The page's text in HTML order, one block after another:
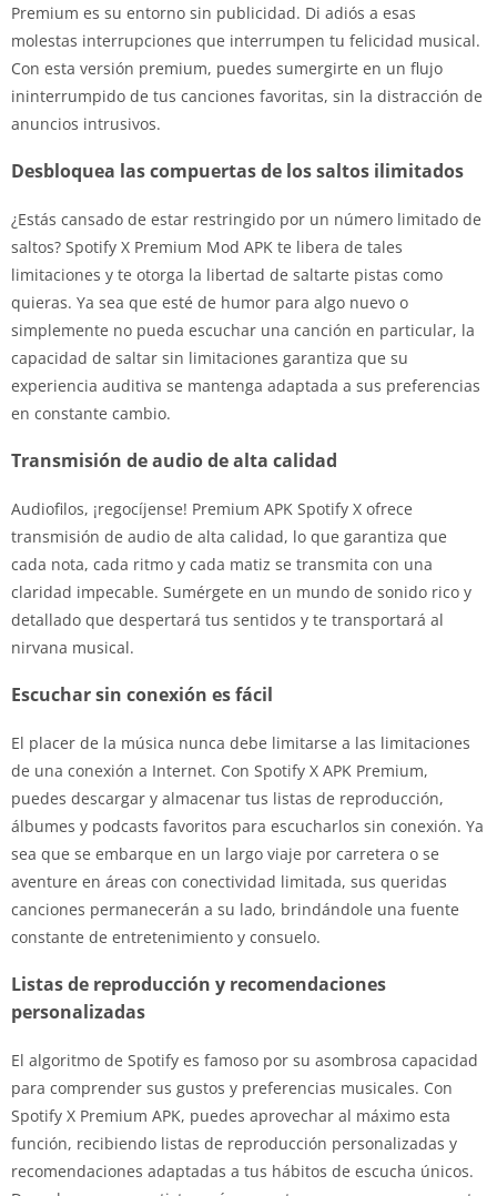
Premium es su entorno sin publicidad. Di adiós a esas
molestas interrupciones que interrumpen tu felicidad musical.
Con esta versión premium, puedes sumergirte en un flujo
ininterrumpido de tus canciones favoritas, sin la distracción de
anuncios intrusivos.
Desbloquea las compuertas de los saltos ilimitados
¿Estás cansado de estar restringido por un número limitado de
saltos? Spotify X Premium Mod APK te libera de tales
limitaciones y te otorga la libertad de saltarte pistas como
quieras. Ya sea que esté de humor para algo nuevo o
simplemente no pueda escuchar una canción en particular, la
capacidad de saltar sin limitaciones garantiza que su
experiencia auditiva se mantenga adaptada a sus preferencias
en constante cambio.
Transmisión de audio de alta calidad
Audiofilos, ¡regocíjense! Premium APK Spotify X ofrece
transmisión de audio de alta calidad, lo que garantiza que
cada nota, cada ritmo y cada matiz se transmita con una
claridad impecable. Sumérgete en un mundo de sonido rico y
detallado que despertará tus sentidos y te transportará al
nirvana musical.
Escuchar sin conexión es fácil
El placer de la música nunca debe limitarse a las limitaciones
de una conexión a Internet. Con Spotify X APK Premium,
puedes descargar y almacenar tus listas de reproducción,
álbumes y podcasts favoritos para escucharlos sin conexión. Ya
sea que se embarque en un largo viaje por carretera o se
aventure en áreas con conectividad limitada, sus queridas
canciones permanecerán a su lado, brindándole una fuente
constante de entretenimiento y consuelo.
Listas de reproducción y recomendaciones
personalizadas
El algoritmo de Spotify es famoso por su asombrosa capacidad
para comprender sus gustos y preferencias musicales. Con
Spotify X Premium APK, puedes aprovechar al máximo esta
función, recibiendo listas de reproducción personalizadas y
recomendaciones adaptadas a tus hábitos de escucha únicos.